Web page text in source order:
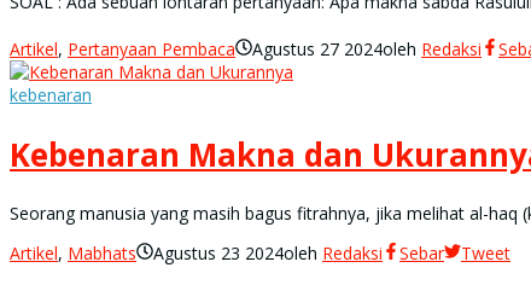
Artikel, Pertanyaan Pembaca Agustus 27 2024oleh Redaksi
kebenaran
Kebenaran Makna dan
Seorang manusia yang masih bagus fitrahnya, jika melihat al-
Artikel, Mabhats Agustus 23 2024oleh Redaksi Sebar Tweet